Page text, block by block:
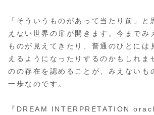
「そういうものがあって当たり前」と
えない世界の扉が開きます。今までみ
ものが見えてきたり、普通のひとには
えるようになったりするのかもしれま
のの存在を認めることが、みえないも
一歩なのです。
『DREAM INTERPRETATION